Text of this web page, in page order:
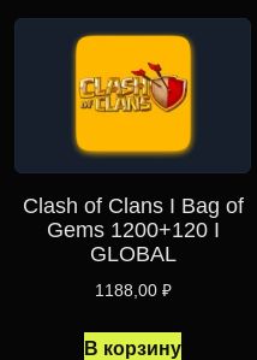
Clash of Clans I Bag of
Gems 1200+120 I
GLOBAL
1188,00 ₽
В корзину